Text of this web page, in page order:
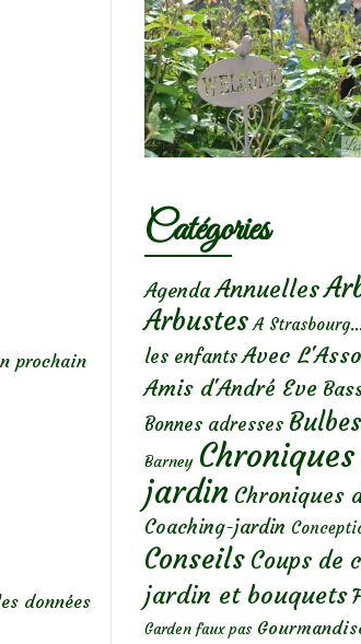
prochain
données
Catégories
Agenda Annuelles
Arbustes A Strasbourg...
les enfants Avec
Amis d'André Eve
Bonnes adresses Bulbes
Barney
jardin Chroniques
Coaching-jardin
Conseils Coups de
jardin et bouquets
Garden faux pas